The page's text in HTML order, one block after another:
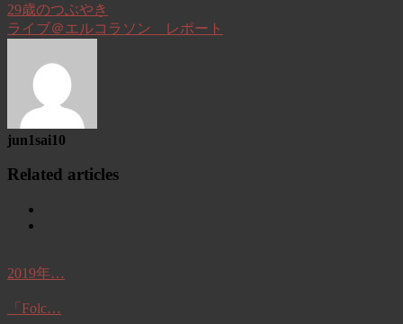
29歳のつぶやき
ライブ＠エルコラソン レポート
jun1sai10
Related articles
2019年…
「Folc…